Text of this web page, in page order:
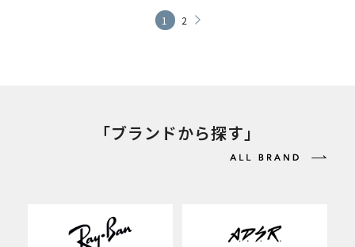
1 2
「ブランドから探す」